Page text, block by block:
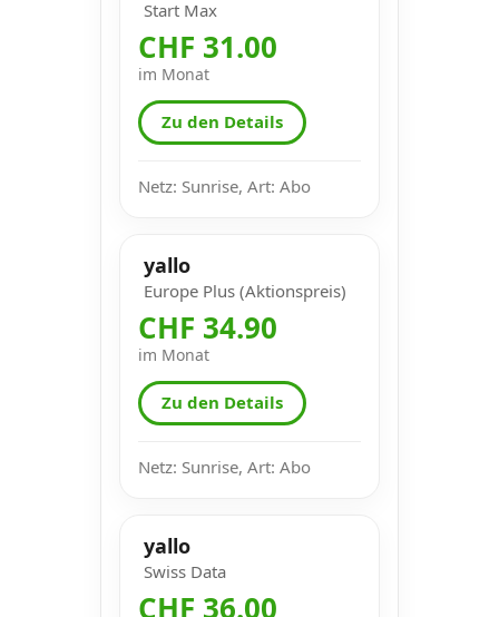
Start Max
CHF 31.00
im Monat
Zu den Details
Netz: Sunrise, Art: Abo
yallo
Europe Plus (Aktionspreis)
CHF 34.90
im Monat
Zu den Details
Netz: Sunrise, Art: Abo
yallo
Swiss Data
CHF 36.00